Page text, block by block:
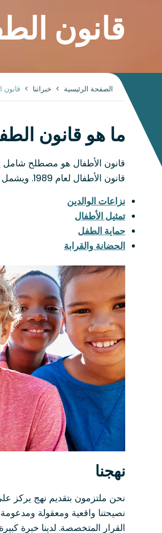
الصفحة الرئيسية > خبراتنا > قانون
قانون
ما هو قانون
قانون الأطفال هو مصطلح شامل
قانون الأطفال لعام 1989. ويشمل قانون الأطفال ما يلي:
نزاعات الوالدين
تمثيل الأطفال
حماية الطفل
الحضانة والقرابة
نهجنا
نحن ملتزمون بتقديم نهج يركز
نصيحتنا واقعية ومعقولة
القرار المتخصصة. لدينا خبرة